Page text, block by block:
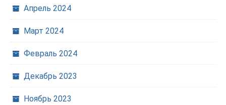
Апрель 2024
Март 2024
Февраль 2024
Декабрь 2023
Ноябрь 2023